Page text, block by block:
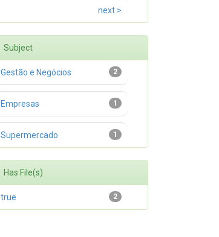
next >
Subject
2
Gestão e Negócios
1
Empresas
1
Supermercado
Has File(s)
2
true